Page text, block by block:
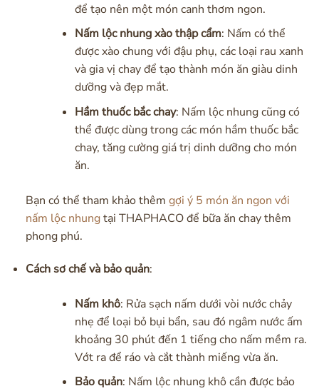
để tạo nên một món canh thơm ngon.
Nấm lộc nhung xào thập cẩm: Nấm có thể
được xào chung với đậu phụ, các loại rau xanh
và gia vị chay để tạo thành món ăn giàu dinh
dưỡng và đẹp mắt.
Hầm thuốc bắc chay: Nấm lộc nhung cũng có
thể được dùng trong các món hầm thuốc bắc
chay, tăng cường giá trị dinh dưỡng cho món
ăn.
Bạn có thể tham khảo thêm gợi ý 5 món ăn ngon với
nấm lộc nhungtại THAPHACO để bữa ăn chay thêm
phong phú.
Cách sơ chế và bảo quản:
Nấm khô: Rửa sạch nấm dưới vòi nước chảy
nhẹ để loại bỏ bụi bẩn, sau đó ngâm nước ấm
khoảng 30 phút đến 1 tiếng cho nấm mềm ra.
Vớt ra để ráo và cắt thành miếng vừa ăn.
Bảo quản: Nấm lộc nhung khô cần được bảo